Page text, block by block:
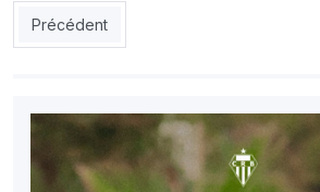
Article précédent : Coupe de la CAF:
Précédent